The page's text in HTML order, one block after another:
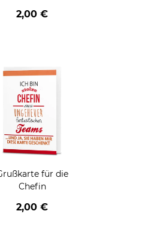
2,00 €
für die
Chefin
2,00 €